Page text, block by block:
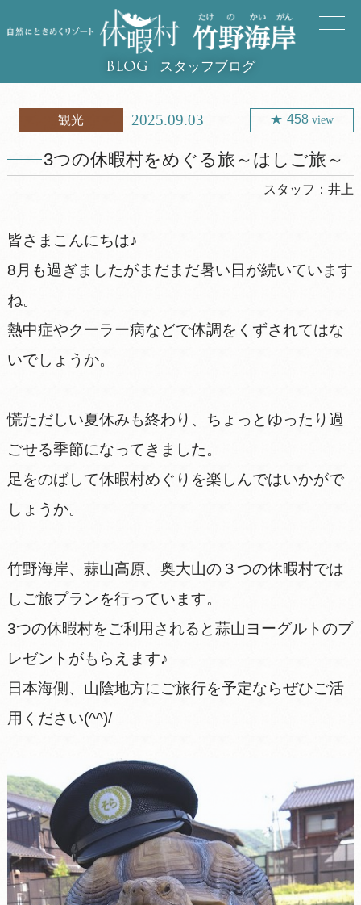
BLOG スタッフブログ
観光 2025.09.03 458 view
3つの休暇村をめぐる旅～はしご旅～
スタッフ：井上
皆さまこんにちは♪
8月も過ぎましたがまだまだ暑い日が続いています
ね。
熱中症やクーラー病などで体調をくずされてはな
いでしょうか。
慌ただしい夏休みも終わり、ちょっとゆったり過
ごせる季節になってきました。
足をのばして休暇村めぐりを楽しんではいかがで
しょうか。
竹野海岸、蒜山高原、奥大山の３つの休暇村では
しご旅プランを行っています。
3つの休暇村をご利用されると蒜山ヨーグルトのプ
レゼントがもらえます♪
日本海側、山陰地方にご旅行を予定ならぜひご活
用ください(^^)/